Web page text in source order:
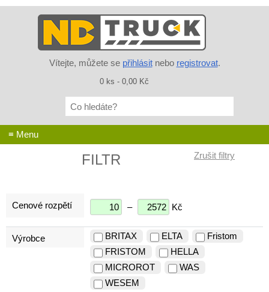
Vítejte, můžete se přihlásitnebo registrovat.
0 ks - 0,00 Kč
≡ Menu
FILTR
Cenové rozpětí – Kč
Výrobce BRITAX ELTA
Fristom
FRISTOM
HELLA
MICROROT
WAS
WESEM